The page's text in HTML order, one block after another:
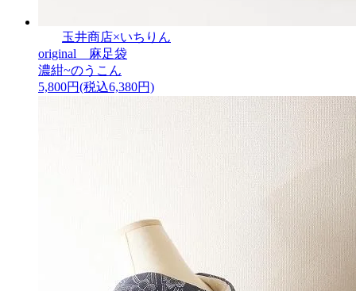
玉井商店×いちりん
original 麻足袋
濃紺~のうこん
5,800円(税込6,380円)